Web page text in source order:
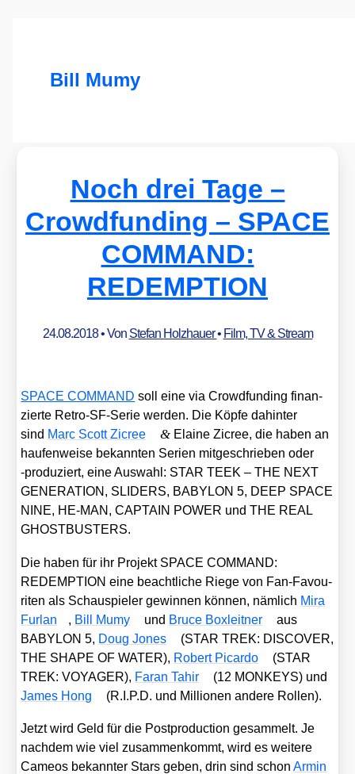
Bill Mumy
Noch drei Tage –
Crowdfunding – SPACE
COMMAND:
REDEMPTION
24.08.2018• Von Stefan Holzhauer• Film, TV & Stream
SPACE COMMAND soll eine via Crowd­fun­ding finan­
zier­te Retro-SF-Serie wer­den. Die Köp­fe dahin­ter
sind Marc Scott Zicree & Elai­ne Zicree, die haben an
hau­fen­wei­se bekann­ten Seri­en mit­ge­schrie­ben oder
‑pro­du­ziert, eine Aus­wahl: STAR TEEK – THE NEXT
GENERATION, SLIDERS, BABYLON 5, DEEP SPACE
NINE, HE-MAN, CAPTAIN POWER und THE REAL
GHOSTBUSTERS.
Die haben für ihr Pro­jekt SPACE COMMAND:
REDEMPTION eine beacht­li­che Rie­ge von Fan-Favou­
ri­ten als Schau­spie­ler gewin­nen kön­nen, näm­lich Mira
Fur­lan
, Bill Mumy und Bruce Box­leit­ner
aus
BABYLON 5, Doug Jones
(STAR TREK: DISCOVER,
THE SHAPE OF WATER), Robert Picar­do
(STAR
TREK: VOYAGER), Faran Tahir
(12 MONKEYS) und
James Hong
(R.I.P.D. und Mil­lio­nen ande­re Rol­len).
Jetzt wird Geld für die Post­pro­duc­tion gesam­melt. Je
nach­dem wie viel zusam­men­kommt, wird es wei­te­re
Came­os bekann­ter Stars geben, drin sind schonArmin